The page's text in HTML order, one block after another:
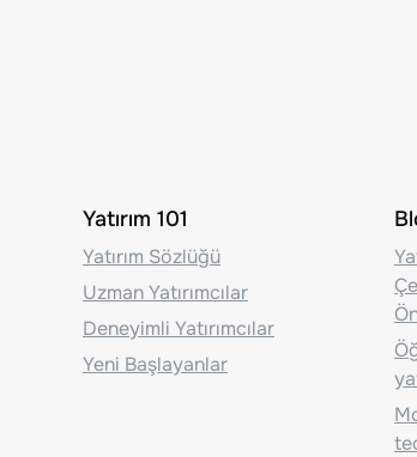
Yatırım 101
Yatırım Sözlüğü
Uzman Yatırımcılar
Deneyimli Yatırımcılar
Yeni Başlayanlar